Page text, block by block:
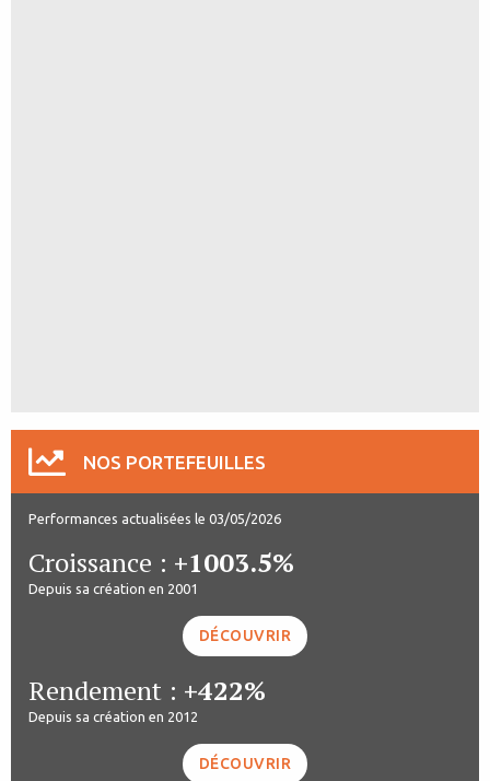
NOS PORTEFEUILLES
Performances actualisées le 03/05/2026
Croissance : +1003.5%
Depuis sa création en 2001
DÉCOUVRIR
Rendement : +422%
Depuis sa création en 2012
DÉCOUVRIR